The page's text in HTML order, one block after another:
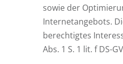
sowie der
Internetangebots.
berechtigtes
Abs. 1 S. 1 lit. f DS-